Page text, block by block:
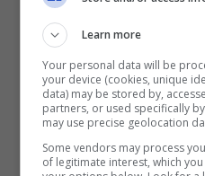
potrebbero pensare
per una questione d’età
presidente della
nonché
48 anni, gli stessi
Juventus.
Learn more
Your personal data will be
your device (cookies, unique
data) may be stored by,
partners, or used specifically
may use precise geolocation
Some vendors may process
of legitimate interest, which